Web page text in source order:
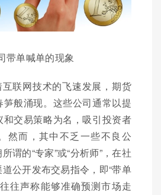
带单喊单的现象
联网技术的飞速发展，期货
笋般涌现。这些公司通常以提
交易策略为名，吸引投资者
然而，其中不乏一些不良公
谓的“专家”或“分析师”，在社
公开发布交易指令，即“带单
往声称能够准确预测市场走